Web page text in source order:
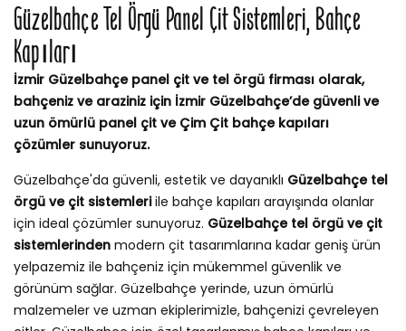
Güzelbahçe Tel Örgü Panel Çit Sistemleri, Bahçe
Kapıları
İzmir Güzelbahçe panel çit ve tel örgü firması olarak,
bahçeniz ve araziniz için İzmir Güzelbahçe’de güvenli ve
uzun ömürlü panel çit ve Çim Çit bahçe kapıları
çözümler sunuyoruz.
Güzelbahçe'da güvenli, estetik ve dayanıklı Güzelbahçe tel
örgü ve çit sistemleriile bahçe kapıları arayışında olanlar
için ideal çözümler sunuyoruz. Güzelbahçe tel örgü ve çit
sistemlerinden modern çit tasarımlarına kadar geniş ürün
yelpazemiz ile bahçeniz için mükemmel güvenlik ve
görünüm sağlar. Güzelbahçe yerinde, uzun ömürlü
malzemeler ve uzman ekiplerimizle, bahçenizi çevreleyen